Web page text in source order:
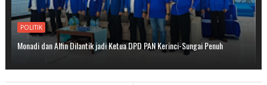
POLITIK
Monadi dan Alfin Dilantik jadi Ketua DPD PAN Kerinci-Sungai Penuh